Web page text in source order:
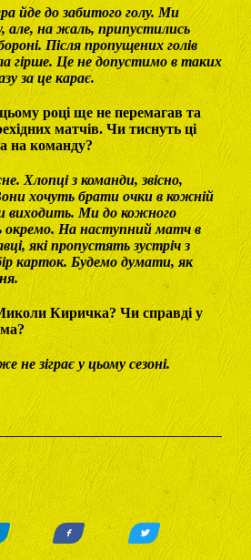
йде до забитого голу. Ми
але, на жаль, припустились
Після пропущених голів
гірше. Це не допустимо в таких
за це карає.
році ще не перемагав та
матчів. Чи тиснуть ці
на команду?
Хлопці з команди, звісно,
хочуть брати очки в кожній
виходить. Ми до кожного
окремо. На наступний матч в
які пропустять зустріч з
карток. Будемо думати, як
Киричка? Чи справді у
не зіграє у цьому сезоні.